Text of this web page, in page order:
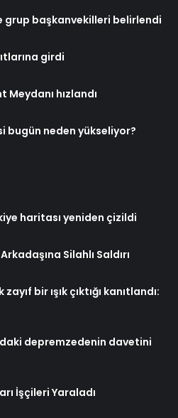
grup başkanvekilleri belirlendi
girdi
Meydanı hızlandı
bugün neden yükseliyor?
haritası yeniden çizildi
Silahlı Saldırı
bir ışık çıktığı kanıtlandı:
depremzedenin davetini
İşçileri Yaraladı